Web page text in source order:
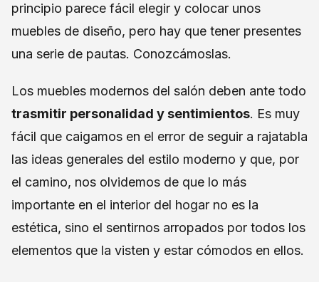
principio parece fácil elegir y colocar unos
muebles de diseño, pero hay que tener presentes
una serie de pautas. Conozcámoslas.
Los muebles modernos del salón deben ante todo
trasmitir personalidad y sentimientos. Es muy
fácil que caigamos en el error de seguir a rajatabla
las ideas generales del estilo moderno y que, por
el camino, nos olvidemos de que lo más
importante en el interior del hogar no es la
estética, sino el sentirnos arropados por todos los
elementos que la visten y estar cómodos en ellos.